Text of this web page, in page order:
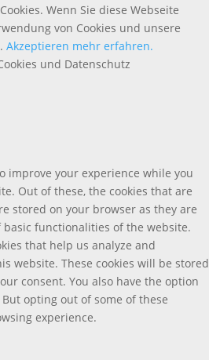
Wenn Sie diese Webseite
von Cookies und unsere
Akzeptieren mehr erfahren.
und Datenschutz
improve your experience while you
Out of these, the cookies that are
stored on your browser as they are
functionalities of the website.
that help us analyze and
website. These cookies will be stored
consent. You also have the option
opting out of some of these
experience.